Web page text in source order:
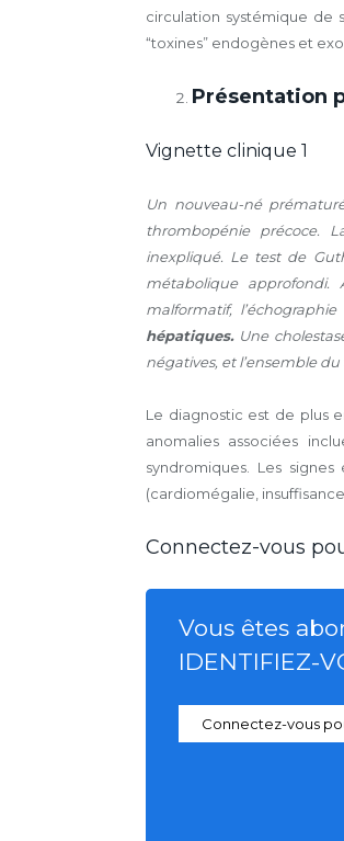
circulation systémique de
“toxines” endogènes et
Présentation
Vignette clinique 1
Un nouveau-né
thrombopénie précoce.
inexpliqué. Le test de
métabolique
malformatif,
hépatiques.Une
négatives, et l’ensemble
Le diagnostic est de plus
anomalies associées
syndromiques. Les
(cardiomégalie,
Connectez-vous
Vous êtes
IDENTIFIEZ-
Connectez-vous